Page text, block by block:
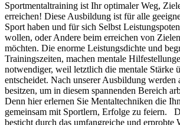
Sportmentaltraining ist Ihr optimaler Weg,
erreichen! Diese Ausbildung ist für alle
Sport haben und für sich Selbst
wollen, oder Andere beim erreichen von
möchten. Die enorme Leistungsdichte und
Trainingszeiten, machen mentale
notwendiger, weil letztlich die mentale Stärke
entscheidet. Nach unserer Ausbildung werden
besitzen, um in diesem spannenden Bereich
Denn hier erlernen Sie Mentaltechniken die
gemeinsam mit Sportlern, Erfolge zu feiern.
besticht durch das umfangreiche und erprobte